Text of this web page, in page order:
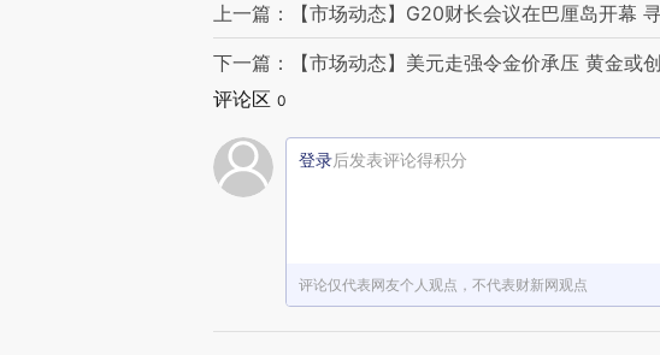
上一篇：【市场动态】G20财长会议在巴厘岛开幕
下一篇：【市场动态】美元走强令金价承压 黄金或
评论区 0
登录后发表评论得积分
评论仅代表网友个人观点，不代表财新网观点